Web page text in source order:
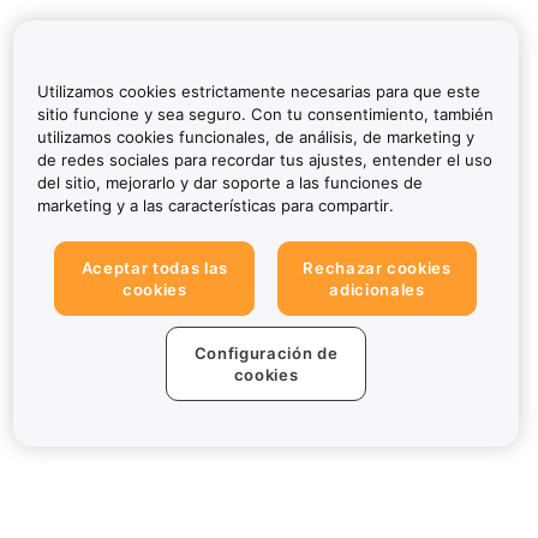
Utilizamos cookies estrictamente necesarias para que este
sitio funcione y sea seguro. Con tu consentimiento, también
utilizamos cookies funcionales, de análisis, de marketing y
de redes sociales para recordar tus ajustes, entender el uso
del sitio, mejorarlo y dar soporte a las funciones de
marketing y a las características para compartir.
Aceptar todas las
cookies
Rechazar cookies
adicionales
Configuración de
cookies